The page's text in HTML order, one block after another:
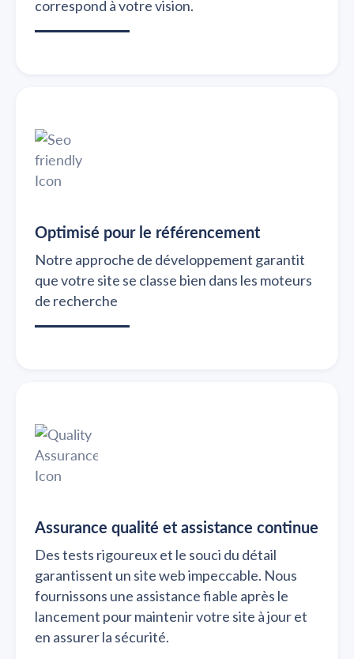
correspond à votre vision.
Optimisé pour le référencement
Notre approche de développement garantit
que votre site se classe bien dans les moteurs
de recherche
Assurance qualité et assistance continue
Des tests rigoureux et le souci du détail
garantissent un site web impeccable. Nous
fournissons une assistance fiable après le
lancement pour maintenir votre site à jour et
en assurer la sécurité.